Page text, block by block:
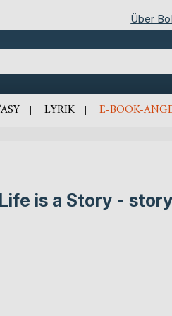
Über
LYRIK E-BOOK-
is a Story -